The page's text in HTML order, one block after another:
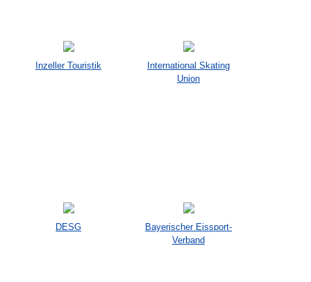
Inzeller Touristik
International Skating
Union
DESG
Bayerischer Eissport-
Verband